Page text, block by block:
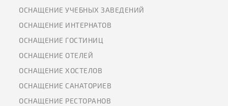
ОСНАЩЕНИЕ УЧЕБНЫХ ЗАВЕДЕНИЙ
ОСНАЩЕНИЕ ИНТЕРНАТОВ
ОСНАЩЕНИЕ ГОСТИНИЦ
ОСНАЩЕНИЕ ОТЕЛЕЙ
ОСНАЩЕНИЕ ХОСТЕЛОВ
ОСНАЩЕНИЕ САНАТОРИЕВ
ОСНАЩЕНИЕ РЕСТОРАНОВ